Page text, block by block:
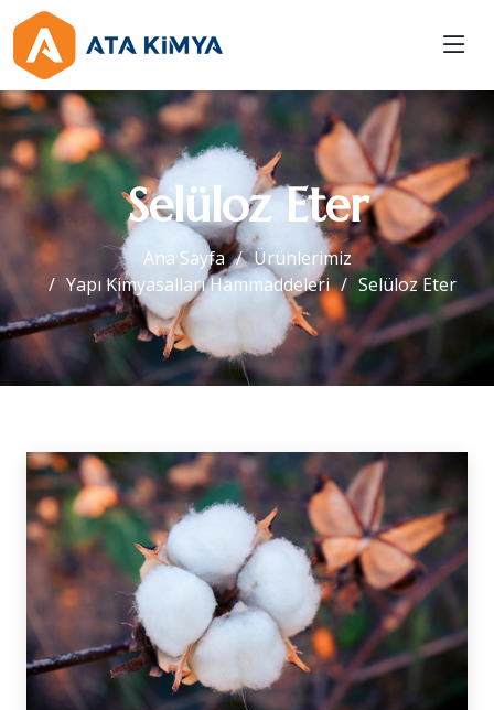
Selüloz Eter
Ana Sayfa
Ürünlerimiz
Yapı Kimyasalları Hammaddeleri
Selüloz Eter